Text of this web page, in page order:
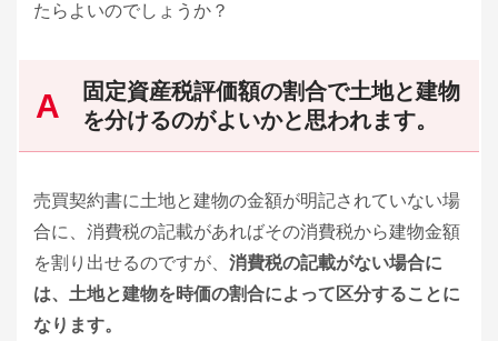
たらよいのでしょうか？
固定資産税評価額の割合で土地と建物
を分けるのがよいかと思われます。
売買契約書に土地と建物の金額が明記されていない場
合に、消費税の記載があればその消費税から建物金額
を割り出せるのですが、 消費税の記載がない場合に
は、土地と建物を時価の割合によって区分することに
なります。